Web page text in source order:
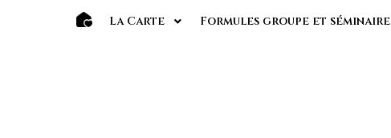
La Carte Formules groupe et séminaire